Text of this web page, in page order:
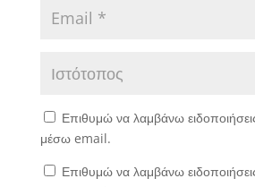
Επιθυμώ να λαμβάνω
μέσω email.
Επιθυμώ να λαμβάνω